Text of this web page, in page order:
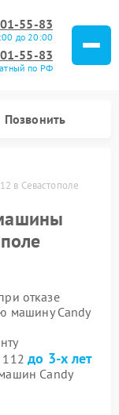
55-83
до 20:00
55-83
по РФ
Позвонить
в Севастополе
отказе
машину Candy
112до 3-х лет
Candy